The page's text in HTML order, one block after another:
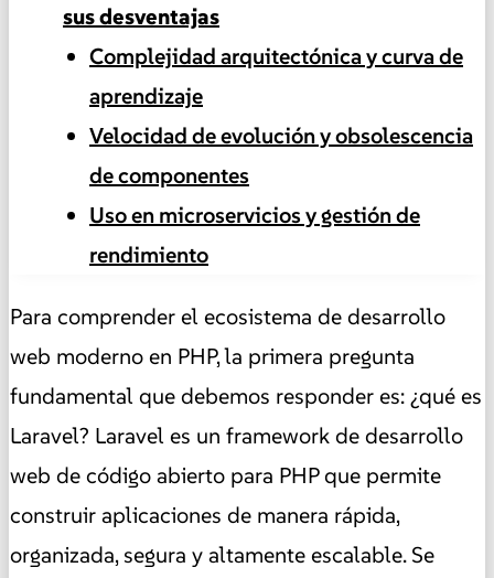
sus desventajas
Complejidad arquitectónica y curva de
aprendizaje
Velocidad de evolución y obsolescencia
de componentes
Uso en microservicios y gestión de
rendimiento
Para comprender el ecosistema de desarrollo
web moderno en PHP, la primera pregunta
fundamental que debemos responder es: ¿qué es
Laravel? Laravel es un framework de desarrollo
web de código abierto para PHP que permite
construir aplicaciones de manera rápida,
organizada, segura y altamente escalable. Se